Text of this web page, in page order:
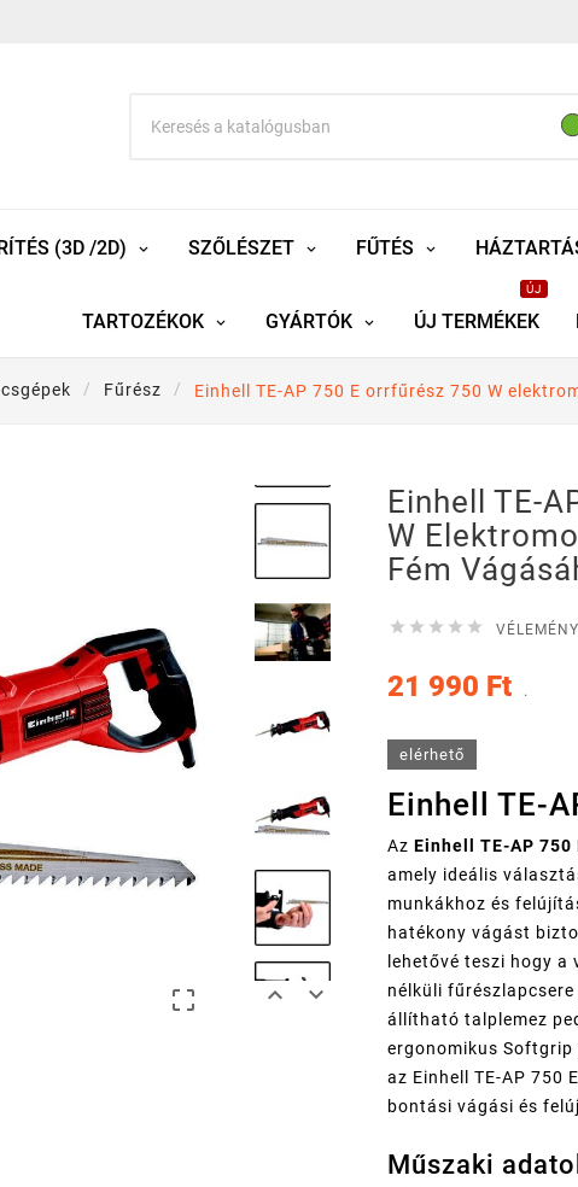
(3D /2D) SZŐLÉSZET FŰTÉS
TARTOZÉKOK GYÁRTÓK ÚJ TERMÉKEK
ÚJ
Fűrész Einhell TE-AP 750 E orrfűrész 750 W
  
Einhell TE-
W
Fém
    
21 990 Ft .
elérhető
Einhell TE-
Az Einhell TE-AP 750
amely ideális
munkákhoz és
hatékony vágást
lehetővé teszi hogy
nélküli
állítható talplemez
ergonomikus
az Einhell TE-AP 750
bontási vágási és
Műszaki